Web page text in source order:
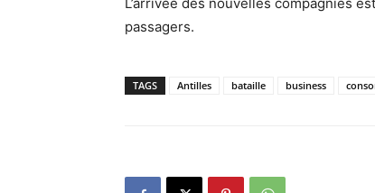
L’arrivée des nouvelles compagnies
passagers.
TAGS Antilles bataille business